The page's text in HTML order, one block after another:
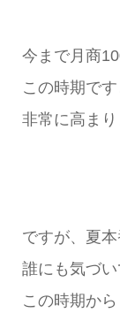
今まで月商
この時期で
非常に高まり
ですが、夏
誰にも気づい
この時期か